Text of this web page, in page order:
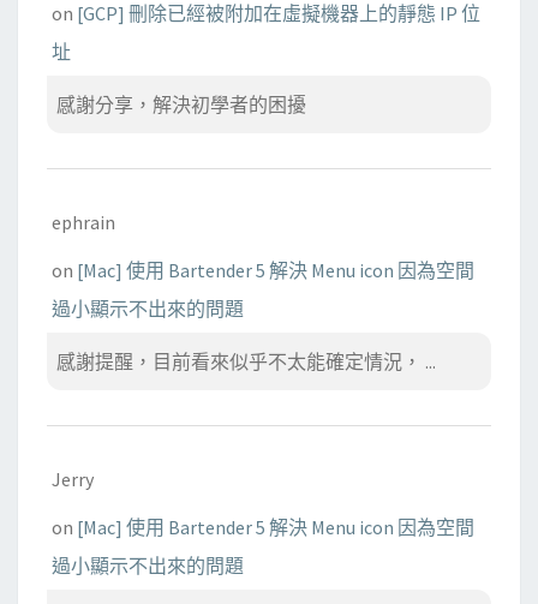
on [GCP] 刪除已經被附加在虛擬機器上的靜態 IP 位
址
感謝分享，解決初學者的困擾
ephrain
on [Mac] 使用 Bartender 5 解決 Menu icon 因為空間
過小顯示不出來的問題
感謝提醒，目前看來似乎不太能確定情況， ...
Jerry
on [Mac] 使用 Bartender 5 解決 Menu icon 因為空間
過小顯示不出來的問題